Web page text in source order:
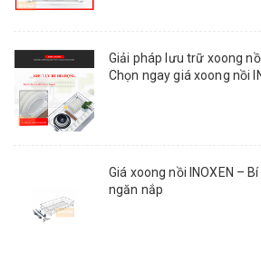
Giải pháp lưu trữ xoong
Chọn ngay giá xoong nồi
Giá xoong nồi INOXEN –
ngăn nắp